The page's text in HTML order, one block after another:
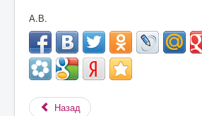
А.В.
Назад